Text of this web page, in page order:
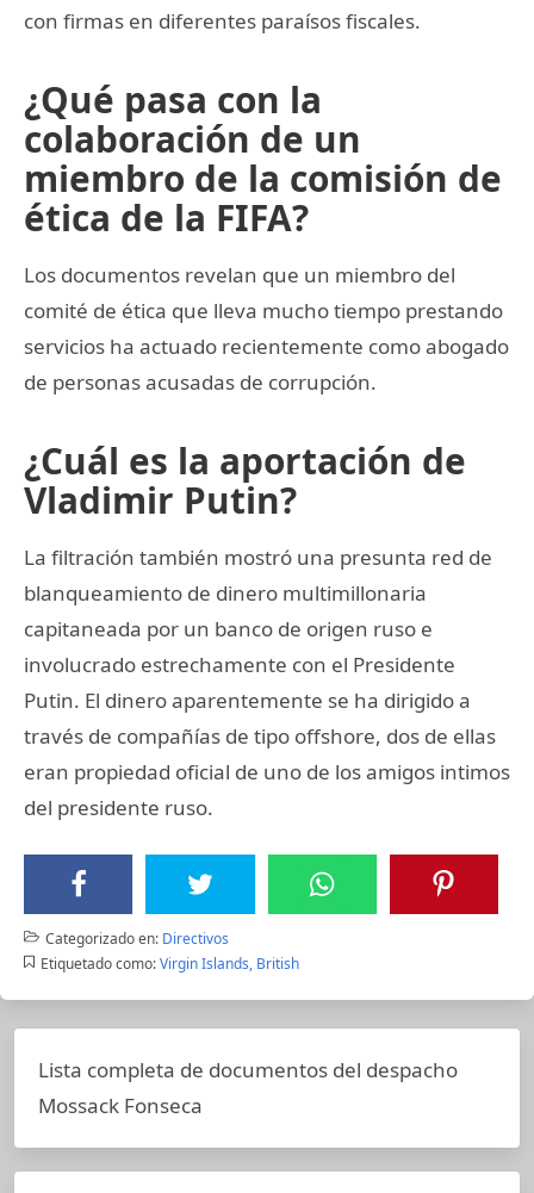
con firmas en diferentes paraísos fiscales.
¿Qué pasa con la
colaboración de un
miembro de la comisión de
ética de la FIFA?
Los documentos revelan que un miembro del
comité de ética que lleva mucho tiempo prestando
servicios ha actuado recientemente como abogado
de personas acusadas de corrupción.
¿Cuál es la aportación de
Vladimir Putin?
La filtración también mostró una presunta red de
blanqueamiento de dinero multimillonaria
capitaneada por un banco de origen ruso e
involucrado estrechamente con el Presidente
Putin. El dinero aparentemente se ha dirigido a
través de compañías de tipo offshore, dos de ellas
eran propiedad oficial de uno de los amigos intimos
del presidente ruso.
Categorizado en: Directivos
Etiquetado como: Virgin Islands, British
Lista completa de documentos del despacho
Mossack Fonseca